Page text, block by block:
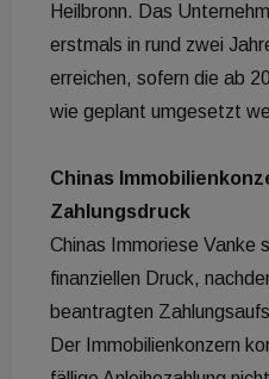
Heilbronn. Das
erstmals in rund zwei
erreichen, sofern die ab
wie geplant umgesetzt
Chinas
Zahlungsdruck
Chinas Immoriese Vanke
finanziellen Druck,
beantragten
Der Immobilienkonzern